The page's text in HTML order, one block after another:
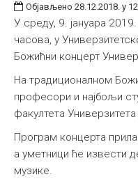
Објављено 28.12.2018. у
У среду, 9. јануара
часова, у
Божићни концерт
На традиционалном
професори и најбољи
факултета Универзитета
Програм концерта
а уметници ће извести
музике.